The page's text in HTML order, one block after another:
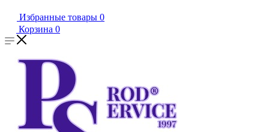
Избранные товары 0
Корзина 0